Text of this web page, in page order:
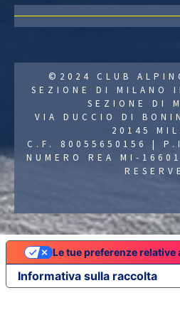
©2024 CLUB
SEZIONE DI MILANO
SEZIONE DI
VIA DUCCIO DI
20145
C.F. 80055650156 |
NUMERO REA MI-
Informativa sulla raccolta
Le tue preferenze relative